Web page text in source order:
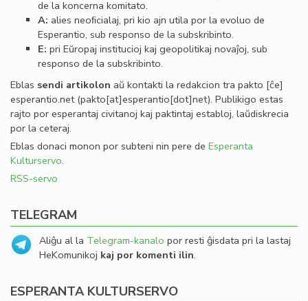
de la koncerna komitato.
A: alies neoﬁcialaj, pri kio ajn utila por la evoluo de
Esperantio, sub responso de la subskribinto.
E: pri Eŭropaj institucioj kaj geopolitikaj novaĵoj, sub
responso de la subskribinto.
Eblas sendi artikolon aŭ kontakti la redakcion tra pakto [ĉe]
esperantio.net(pakto[at]esperantio[dot]net). Publikigo estas
rajto por esperantaj civitanoj kaj paktintaj establoj, laŭdiskrecia
por la ceteraj.
Eblas donaci monon por subteni nin pere de Esperanta
Kulturservo.
RSS-servo
TELEGRAM
Aliĝu al la Telegram-kanalo por resti ĝisdata pri la lastaj
HeKomunikoj kaj por komenti ilin.
ESPERANTA KULTURSERVO